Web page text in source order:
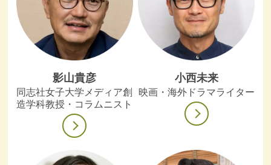
影山貴彦
同志社女子大学メディア創
造学科教授・コラムニスト
小西未来
映画・海外ドラマライター